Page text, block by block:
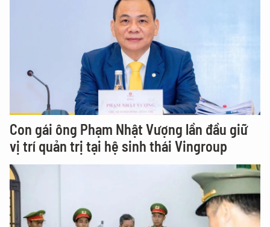
Con gái ông Phạm Nhật Vượng lần đầu giữ
vị trí quản trị tại hệ sinh thái Vingroup